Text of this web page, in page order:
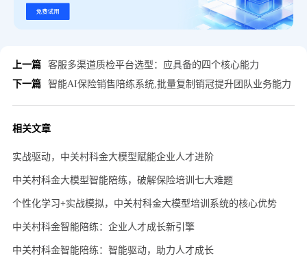
上一篇
客服多渠道质检平台选型：应具备的四个核心能力
下一篇
智能AI保险销售陪练系统,批量复制销冠提升团队业务能力
相关文章
实战驱动，中关村科金大模型赋能企业人才进阶
中关村科金大模型智能陪练，破解保险培训七大难题
个性化学习+实战模拟，中关村科金大模型培训系统的核心优势
中关村科金智能陪练：企业人才成长新引擎
中关村科金智能陪练：智能驱动，助力人才成长